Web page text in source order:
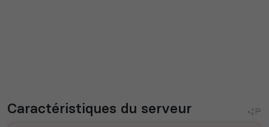
Caractéristiques du serveur